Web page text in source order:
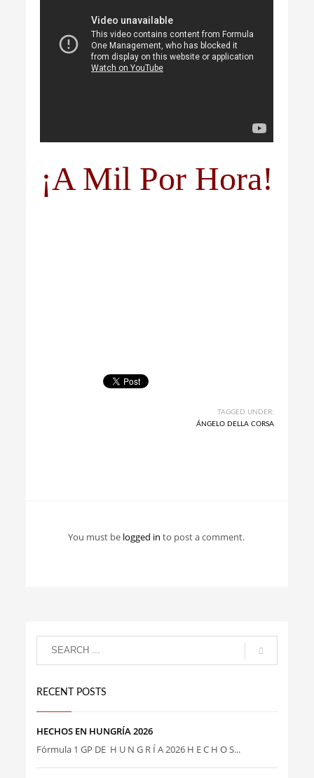
¡A Mil Por Hora!
TAGGED UNDER:
ÁNGELO DELLA CORSA
You must be logged into post a comment.
RECENT POSTS
HECHOS EN HUNGRÍA 2026
Fórmula 1 GP DE H U N G R Í A 2026 H E C H O S...